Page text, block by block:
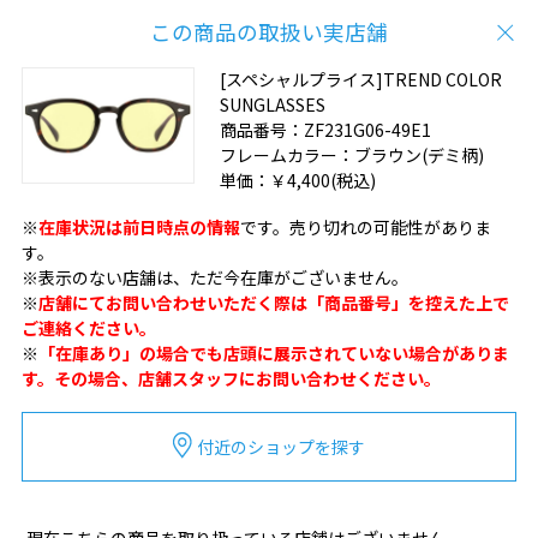
この商品の取扱い実店舗
[スペシャルプライス]TREND COLOR
SUNGLASSES
商品番号： ZF231G06-49E1
フレームカラー： ブラウン(デミ柄)
単価： ￥4,400(税込)
※在庫状況は前日時点の情報です。売り切れの可能性がありま
す。
※表示のない店舗は、ただ今在庫がございません。
※店舗にてお問い合わせいただく際は「商品番号」を控えた上で
ご連絡ください。
※ 「在庫あり」の場合でも店頭に展示されていない場合がありま
す。その場合、店舗スタッフにお問い合わせください。
付近のショップを探す